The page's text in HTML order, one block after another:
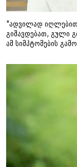
"ადვილად
გიშავდებათ, გული
ამ სიმპტომების